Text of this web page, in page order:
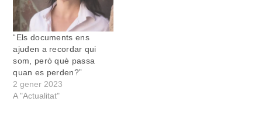
“Els documents ens
ajuden a recordar qui
som, però què passa
quan es perden?”
2 gener 2023
A "Actualitat"